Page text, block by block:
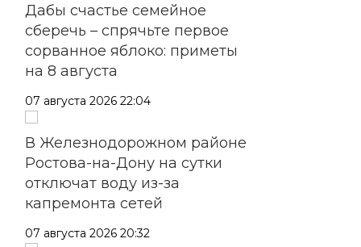
Дабы счастье семейное
сберечь – спрячьте первое
сорванное яблоко: приметы
на 8 августа
07 августа 2026 22:04
В Железнодорожном районе
Ростова-на-Дону на сутки
отключат воду из-за
капремонта сетей
07 августа 2026 20:32